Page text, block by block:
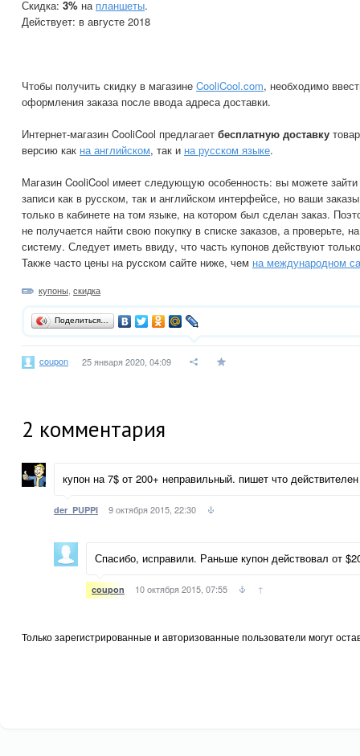
Скидка: 3% на планшеты.
Действует: в августе 2018
Чтобы получить скидку в магазине CooliCool.com, необходимо
оформления заказа после ввода адреса доставки.
Интернет-магазин CooliCool предлагает бесплатную доставку
версию как на английском, так и на русском языке.
Магазин CooliCool имеет следующую особенность: вы можете
записи как в русском, так и английском интерфейсе, но ваши
только в кабинете на том языке, на котором был сделан заказ.
не получается найти свою покупку в списке заказов, а проверьте,
систему. Следует иметь ввиду, что часть купонов действуют
Также часто цены на русском сайте ниже, чем на международном
купоны скидка
Поделиться…
coupon 25 января 2020, 04:09
2 комментария
купон на 7$ от 200+ неправильный. пишет что
der_PUPPI 9 октября 2015, 22:30
Спасибо, исправили. Раньше купон действовал от
coupon 10 октября 2015, 07:55 ↑
Только зарегистрированные и авторизованные пользователи могут